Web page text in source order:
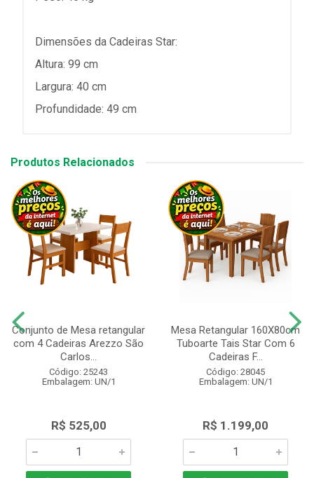
Dimensões da Cadeiras Star:
Altura: 99 cm
Largura: 40 cm
Profundidade: 49 cm
Produtos Relacionados
Conjunto de Mesa retangular
com 4 Cadeiras Arezzo São
Carlos...
Código: 25243
Embalagem: UN/1
R$ 525,00
Mesa Retangular 160X80cm
Tuboarte Tais Star Com 6
Cadeiras F...
Código: 28045
Embalagem: UN/1
R$ 1.199,00